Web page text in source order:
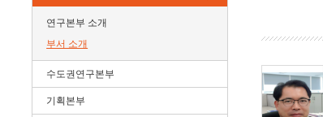
연구본부 소개
부서 소개
수도권연구본부
기획본부